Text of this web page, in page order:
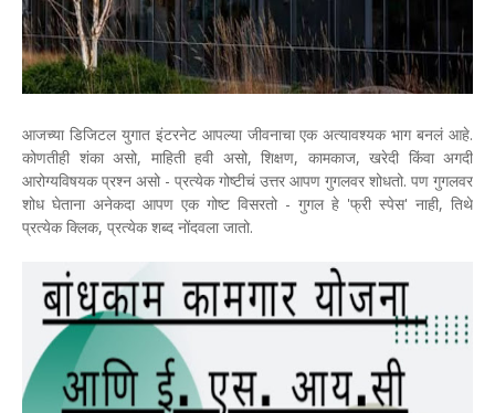
आजच्या डिजिटल युगात इंटरनेट आपल्या जीवनाचा एक अत्यावश्यक भाग बनलं आहे.
कोणतीही शंका असो, माहिती हवी असो, शिक्षण, कामकाज, खरेदी किंवा अगदी
आरोग्यविषयक प्रश्न असो - प्रत्येक गोष्टीचं उत्तर आपण गुगलवर शोधतो. पण गुगलवर
शोध घेताना अनेकदा आपण एक गोष्ट विसरतो - गुगल हे 'फ्री स्पेस' नाही, तिथे
प्रत्येक क्लिक, प्रत्येक शब्द नोंदवला जातो.